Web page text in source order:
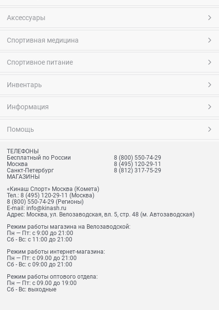
Аксессуары
Спортивная медицина
Спортивное питание
Инвентарь
Информация
Помощь
ТЕЛЕФОНЫ
Бесплатный по России
8 (800) 550-74-29
Москва
8 (495) 120-29-11
Санкт-Петербург
8 (812) 317-75-29
МАГАЗИНЫ
«Кинаш Спорт» Москва (Комета)
Тел.: 8 (495) 120-29-11 (Москва)
8 (800) 550-74-29 (Регионы)
E-mail: info@kinash.ru
Адрес: Москва, ул. Велозаводская, вл. 5, стр. 48 (м. Автозаводская)
Режим работы магазина на Велозаводской:
Пн — Пт: с 9:00 до 21:00
Сб - Вс: с 11:00 до 21:00
Режим работы интернет-магазина:
Пн — Пт: с 09.00 до 21:00
Сб - Вс: с 09:00 до 21:00
Режим работы оптового отдела:
Пн — Пт: с 09.00 до 19:00
Сб - Вс: выходные